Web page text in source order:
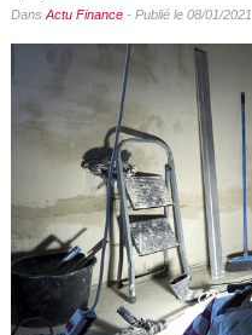
Dans Actu Finance- Publié le 08/01/2021